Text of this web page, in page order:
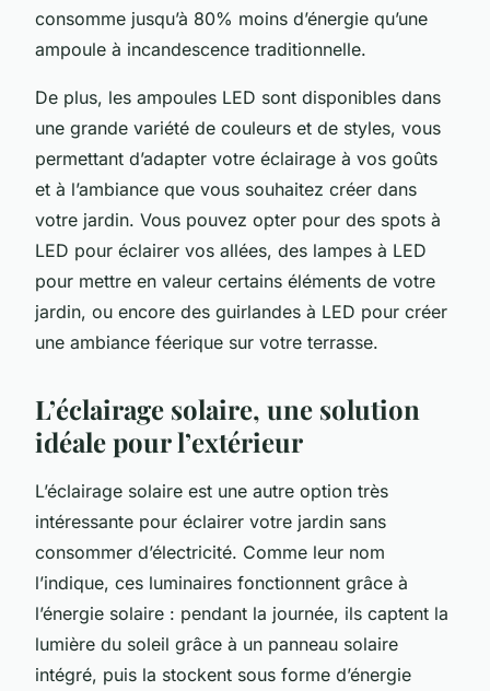
consomme jusqu’à 80% moins d’énergie qu’une
ampoule à incandescence traditionnelle.
De plus, les ampoules LED sont disponibles dans
une grande variété de couleurs et de styles, vous
permettant d’adapter votre éclairage à vos goûts
et à l’ambiance que vous souhaitez créer dans
votre jardin. Vous pouvez opter pour des spots à
LED pour éclairer vos allées, des lampes à LED
pour mettre en valeur certains éléments de votre
jardin, ou encore des guirlandes à LED pour créer
une ambiance féerique sur votre terrasse.
L’éclairage solaire, une solution
idéale pour l’extérieur
L’éclairage solaire est une autre option très
intéressante pour éclairer votre jardin sans
consommer d’électricité. Comme leur nom
l’indique, ces luminaires fonctionnent grâce à
l’énergie solaire : pendant la journée, ils captent la
lumière du soleil grâce à un panneau solaire
intégré, puis la stockent sous forme d’énergie